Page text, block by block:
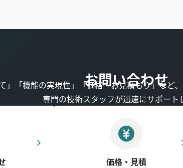
お問い合わせ
」「機能の実現性」「価格・お見積もり」など
専門の技術スタッフが迅速にサポート
価格・見積